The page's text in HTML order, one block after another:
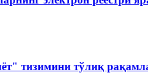
тизимини тўлиқ